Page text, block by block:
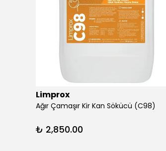
Limprox
Ağır Çamaşır Kir Kan Sökücü (C98)
₺ 2,850.00